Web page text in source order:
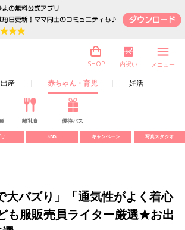
産 赤ちゃん・育児 妊活
SHOP 内祝い メニュー
離乳食 優待パス
SNS キャンペーン 写真スタジオ
大バズり」「通気性がよく着心
も服販売員ライター厳選★お出